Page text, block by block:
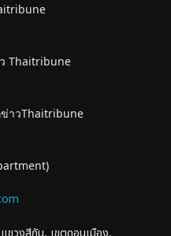
Thaitribune
าวThaitribune